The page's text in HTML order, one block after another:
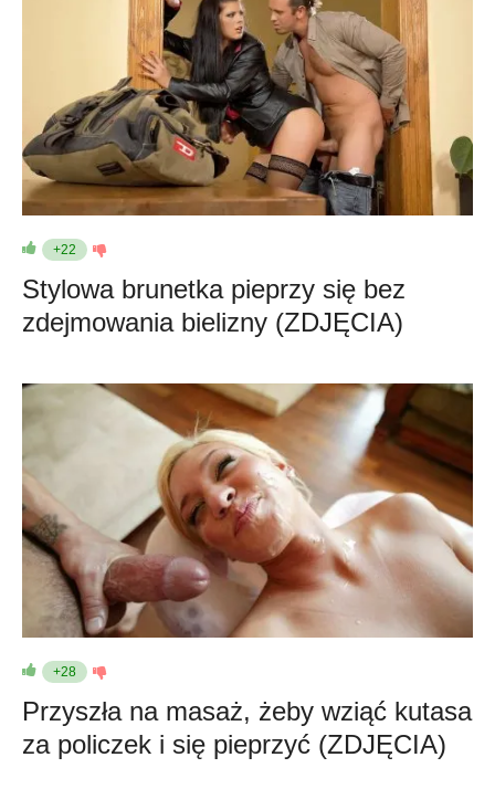
+22
Stylowa brunetka pieprzy się bez
zdejmowania bielizny (ZDJĘCIA)
+28
Przyszła na masaż, żeby wziąć kutasa
za policzek i się pieprzyć (ZDJĘCIA)